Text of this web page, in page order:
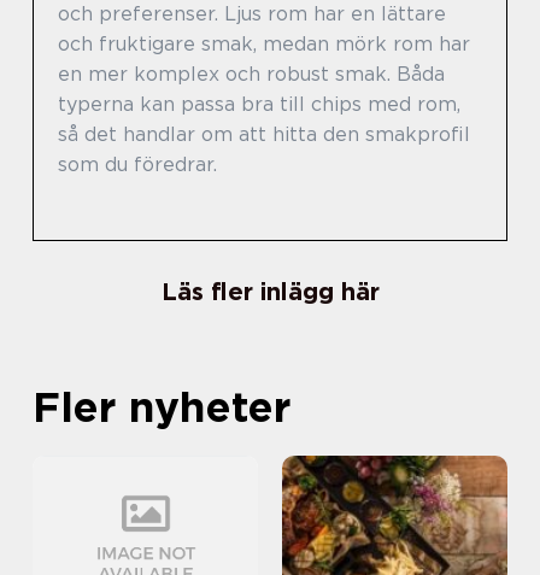
och preferenser. Ljus rom har en lättare
och fruktigare smak, medan mörk rom har
en mer komplex och robust smak. Båda
typerna kan passa bra till chips med rom,
så det handlar om att hitta den smakprofil
som du föredrar.
Läs fler inlägg här
Fler nyheter